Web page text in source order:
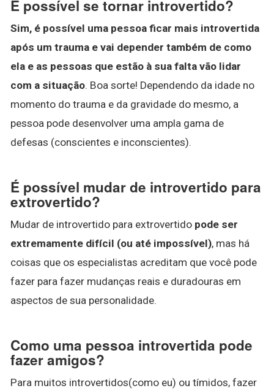
É possível se tornar introvertido?
Sim, é possível uma pessoa ficar mais introvertida
após um trauma e vai depender também de como
ela e as pessoas que estão à sua falta vão lidar
com a situação. Boa sorte! Dependendo da idade no
momento do trauma e da gravidade do mesmo, a
pessoa pode desenvolver uma ampla gama de
defesas (conscientes e inconscientes).
É possível mudar de introvertido para
extrovertido?
Mudar de introvertido para extrovertido pode ser
extremamente difícil (ou até impossível), mas há
coisas que os especialistas acreditam que você pode
fazer para fazer mudanças reais e duradouras em
aspectos de sua personalidade.
Como uma pessoa introvertida pode
fazer amigos?
Para muitos introvertidos(como eu) ou tímidos, fazer